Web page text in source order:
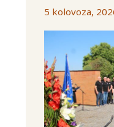
5 kolovoza,